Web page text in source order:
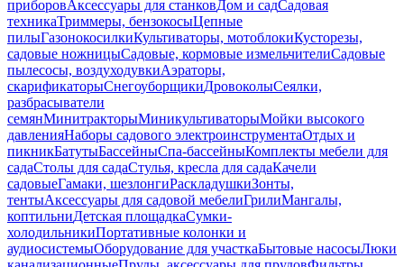
приборовАксессуары для станковДом и садСадовая
техникаТриммеры, бензокосыЦепные
пилыГазонокосилкиКультиваторы, мотоблокиКусторезы,
садовые ножницыСадовые, кормовые измельчителиСадовые
пылесосы, воздуходувкиАэраторы,
скарификаторыСнегоуборщикиДровоколыСеялки,
разбрасыватели
семянМинитракторыМиникультиваторыМойки высокого
давленияНаборы садового электроинструментаОтдых и
пикникБатутыБассейныСпа-бассейныКомплекты мебели для
садаСтолы для садаСтулья, кресла для садаКачели
садовыеГамаки, шезлонгиРаскладушкиЗонты,
тентыАксессуары для садовой мебелиГрилиМангалы,
коптильниДетская площадкаСумки-
холодильникиПортативные колонки и
аудиосистемыОборудование для участкаБытовые насосыЛюки